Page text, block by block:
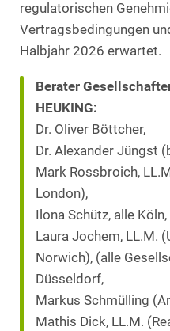
regulatorischen
Vertragsbedingungen
Halbjahr 2026 erwartet.
Berater
HEUKING:
Dr. Oliver Böttcher,
Dr. Alexander Jüngst
Mark Rossbroich,
London),
Ilona Schütz, alle Köln,
Laura Jochem, LL.M.
Norwich), (alle
Düsseldorf,
Markus Schmülling
Mathis Dick, LL.M.